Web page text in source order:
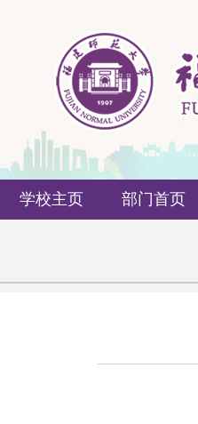
学校主页 部门首页